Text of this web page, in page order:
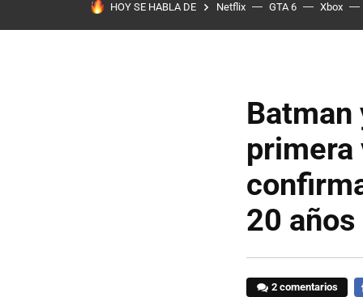
HOY SE HABLA DE Netflix GTA 6 Xbox
Batman
primera
20 años
2 comentarios